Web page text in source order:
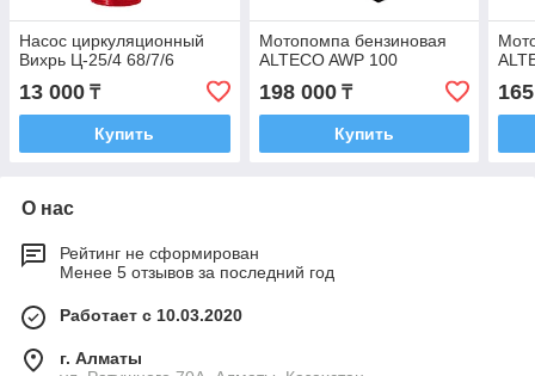
Насос циркуляционный
Вихрь Ц-25/4 68/7/6
13 000 ₸
Купить
Мотопомпа бензиновая
ALTECO AWP 100
198 000₸
Купить
О нас
Рейтинг не сформирован
Менее 5 отзывов за последний год
Работает с 10.03.2020
г. Алматы